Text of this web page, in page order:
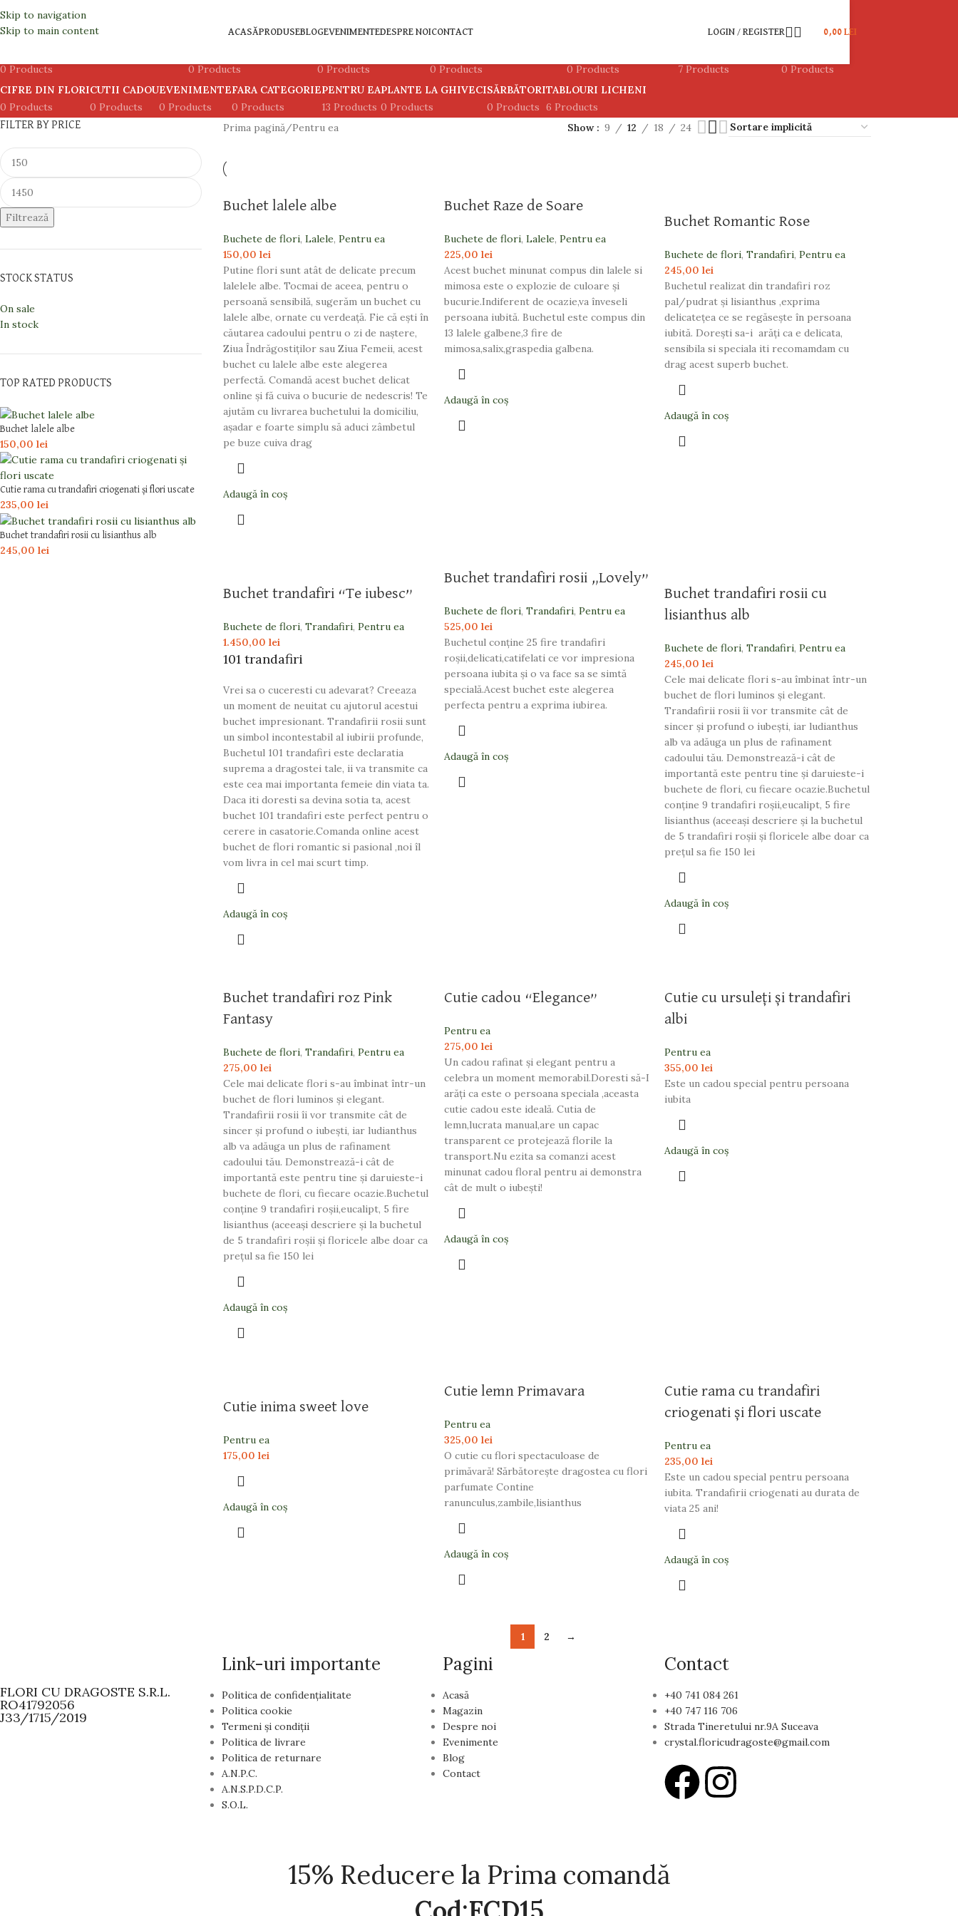
Skip to navigation
Skip to main content
ACASĂPRODUSEBLOGEVENIMENTEDESPRE NOICONTACT LOGIN / REGISTER 0,00 LEI
Pentru ea
0 Products
0 Products
0 Products
0 Products
0 Products
7 Products
0 Products
CIFRE DIN FLORI
0 Products
CUTII CADOU
0 Products
EVENIMENTE
0 Products
FARA CATEGORIE
0 Products
PENTRU EA
13 Products
PLANTE LA GHIVECI
0 Products
SĂRBĂTORI
0 Products
TABLOURI LICHENI
6 Products
FILTER BY PRICE
Filtrează
STOCK STATUS
On sale
In stock
TOP RATED PRODUCTS
Buchet lalele albe
150,00 lei
Cutie rama cu trandafiri criogenati și flori uscate
235,00 lei
Buchet trandafiri rosii cu lisianthus alb
245,00 lei
Prima pagină Pentru ea Show 9 12 18 24
Buchet lalele albe
Buchete de flori, Lalele, Pentru ea
150,00 lei
Putine flori sunt atât de delicate precum
lalelele albe. Tocmai de aceea, pentru o
persoană sensibilă, sugerăm un buchet cu
lalele albe, ornate cu verdeaţă. Fie că ești în
căutarea cadoului pentru o zi de naștere,
Ziua Îndrăgostiților sau Ziua Femeii, acest
buchet cu lalele albe este alegerea
perfectă. Comandă acest buchet delicat
online şi fă cuiva o bucurie de nedescris! Te
ajutăm cu livrarea buchetului la domiciliu,
aşadar e foarte simplu să aduci zâmbetul
pe buze cuiva drag
Adaugă în coș
Buchet Raze de Soare
Buchete de flori, Lalele, Pentru ea
225,00 lei
Acest buchet minunat compus din lalele si
mimosa este o explozie de culoare și
bucurie.Indiferent de ocazie,va înveseli
persoana iubită. Buchetul este compus din
13 lalele galbene,3 fire de
mimosa,salix,graspedia galbena.
Adaugă în coș
Buchet Romantic Rose
Buchete de flori, Trandafiri, Pentru ea
245,00lei
Buchetul realizat din trandafiri roz
pal/pudrat și lisianthus ,exprima
delicatețea ce se regăsește în persoana
iubită. Dorești sa-i arăți ca e delicata,
sensibila si speciala iti recomamdam cu
drag acest superb buchet.
Adaugă în coș
Buchet trandafiri “Te iubesc”
Buchete de flori, Trandafiri, Pentru ea
1.450,00 lei
101 trandafiri
Vrei sa o cuceresti cu adevarat? Creeaza
un moment de neuitat cu ajutorul acestui
buchet impresionant. Trandafirii rosii sunt
un simbol incontestabil al iubirii profunde,
Buchetul 101 trandafiri este declaratia
suprema a dragostei tale, ii va transmite ca
este cea mai importanta femeie din viata ta.
Daca iti doresti sa devina sotia ta, acest
buchet 101 trandafiri este perfect pentru o
cerere in casatorie.Comanda online acest
buchet de flori romantic si pasional ,noi îl
vom livra in cel mai scurt timp.
Adaugă în coș
Buchet trandafiri rosii „Lovely”
Buchete de flori, Trandafiri, Pentru ea
525,00 lei
Buchetul conține 25 fire trandafiri
roșii,delicati,catifelati ce vor impresiona
persoana iubita și o va face sa se simtă
specială.Acest buchet este alegerea
perfecta pentru a exprima iubirea.
Adaugă în coș
Buchet trandafiri rosii cu
lisianthus alb
Buchete de flori, Trandafiri, Pentru ea
245,00lei
Cele mai delicate flori s-au îmbinat într-un
buchet de flori luminos și elegant.
Trandafirii rosii îi vor transmite cât de
sincer și profund o iubești, iar ludianthus
alb va adăuga un plus de rafinament
cadoului tău. Demonstrează-i cât de
importantă este pentru tine și daruieste-i
buchete de flori, cu fiecare ocazie.Buchetul
conține 9 trandafiri roșii,eucalipt, 5 fire
lisianthus (aceeași descriere și la buchetul
de 5 trandafiri roșii și floricele albe doar ca
prețul sa fie 150 lei
Adaugă în coș
Buchet trandafiri roz Pink
Fantasy
Buchete de flori, Trandafiri, Pentru ea
275,00 lei
Cele mai delicate flori s-au îmbinat într-un
buchet de flori luminos și elegant.
Trandafirii rosii îi vor transmite cât de
sincer și profund o iubești, iar ludianthus
alb va adăuga un plus de rafinament
cadoului tău. Demonstrează-i cât de
importantă este pentru tine și daruieste-i
buchete de flori, cu fiecare ocazie.Buchetul
conține 9 trandafiri roșii,eucalipt, 5 fire
lisianthus (aceeași descriere și la buchetul
de 5 trandafiri roșii și floricele albe doar ca
prețul sa fie 150 lei
Adaugă în coș
Cutie cadou “Elegance”
Pentru ea
275,00 lei
Un cadou rafinat și elegant pentru a
celebra un moment memorabil.Doresti să-I
arăți ca este o persoana speciala ,aceasta
cutie cadou este ideală. Cutia de
lemn,lucrata manual,are un capac
transparent ce protejează florile la
transport.Nu ezita sa comanzi acest
minunat cadou floral pentru ai demonstra
cât de mult o iubești!
Adaugă în coș
Cutie cu ursuleți și trandafiri
albi
Pentru ea
355,00lei
Este un cadou special pentru persoana
iubita
Adaugă în coș
Cutie inima sweet love
Pentru ea
175,00 lei
Adaugă în coș
Cutie lemn Primavara
Pentru ea
325,00 lei
O cutie cu flori spectaculoase de
primăvară! Sărbătorește dragostea cu flori
parfumate Contine
ranunculus,zambile,lisianthus
Adaugă în coș
Cutie rama cu trandafiri
criogenati și flori uscate
Pentru ea
235,00lei
Este un cadou special pentru persoana
iubita. Trandafirii criogenati au durata de
viata 25 ani!
Adaugă în coș
1 2 →
FLORI CU DRAGOSTE S.R.L.
RO41792056
J33/1715/2019
Link-uri importante
Politica de confidențialitate
Politica cookie
Termeni și condiții
Politica de livrare
Politica de returnare
A.N.P.C.
A.N.S.P.D.C.P.
S.O.L.
Pagini
Acasă
Magazin
Despre noi
Evenimente
Blog
Contact
Contact
+40 741 084 261
+40 747 116 706
Strada Tineretului nr.9A Suceava
crystal.floricudragoste@gmail.com
15% Reducere la Prima comandă